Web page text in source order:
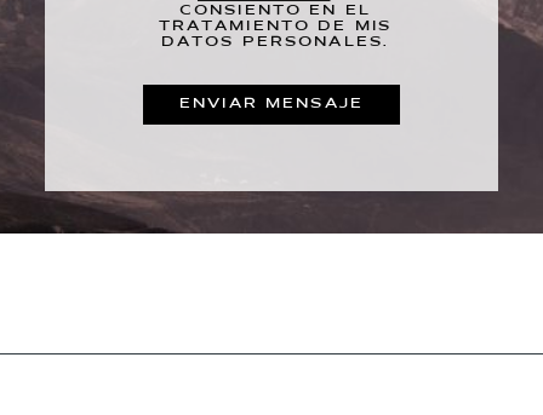
CONSIENTO EN EL
TRATAMIENTO DE MIS
DATOS PERSONALES.